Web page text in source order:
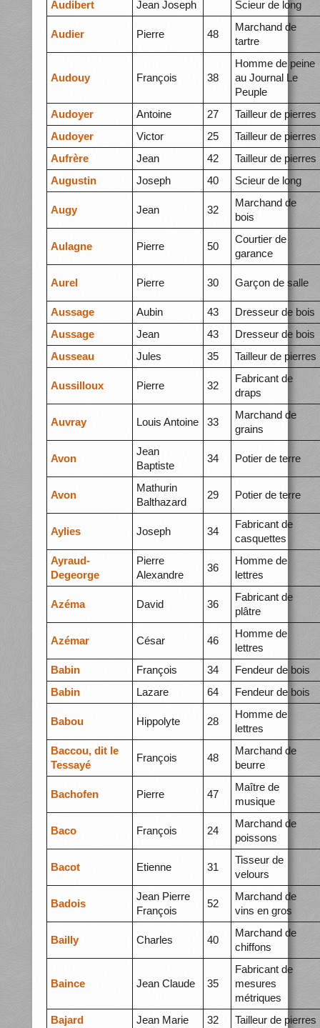
Audibert
Jean Joseph Scieur de long
Audier Pierre 48
Marchand de
tartre
Audouy François 38
Homme de peine
au Journal Le
Peuple
Audoyer
Antoine 27
Tailleur de pierres
Audoyer
Victor 25
Tailleur de pierres
Aufrère
Jean 42
Tailleur de pierres
Augustin
Joseph 40 Scieur de long
Augy Jean 32
Marchand de
bois
Aulagne Pierre 50
Courtier de
garance
Aurel Pierre 30 Garçon de salle
Aussage Aubin 43
Dresseur de bois
Aussage
Jean 43
Dresseur de bois
Ausseau
Jules 35 Tailleur de pierres
Aussilloux Pierre 32
Fabricant de
draps
Auvray Louis Antoine 33
Marchand de
grains
Avon
Jean
Baptiste
34 Potier de terre
Avon
Mathurin
Balthazard
29 Potier de terre
Aylies Joseph 34
Fabricant de
casquettes
Ayraud-
Degeorge
Pierre
Alexandre
36
Homme de
lettres
Azéma David 36
Fabricant de
plâtre
Azémar César 46
Homme de
lettres
Babin
François 34
Fendeur de bois
Babin
Lazare 64 Fendeur de bois
Babou Hippolyte 28
Homme de
lettres
Baccou, dit le
Tessayé
François 48
Marchand de
beurre
Bachofen Pierre 47
Maître de
musique
Baco François 24
Marchand de
poissons
Bacot Etienne 31
Tisseur de
velours
Badois
Jean Pierre
François
52
Marchand de
vins en gros
Bailly Charles 40
Marchand de
chiffons
Baince Jean Claude 35
Fabricant de
mesures
métriques
Bajard
Jean Marie 32 Tailleur de pierres